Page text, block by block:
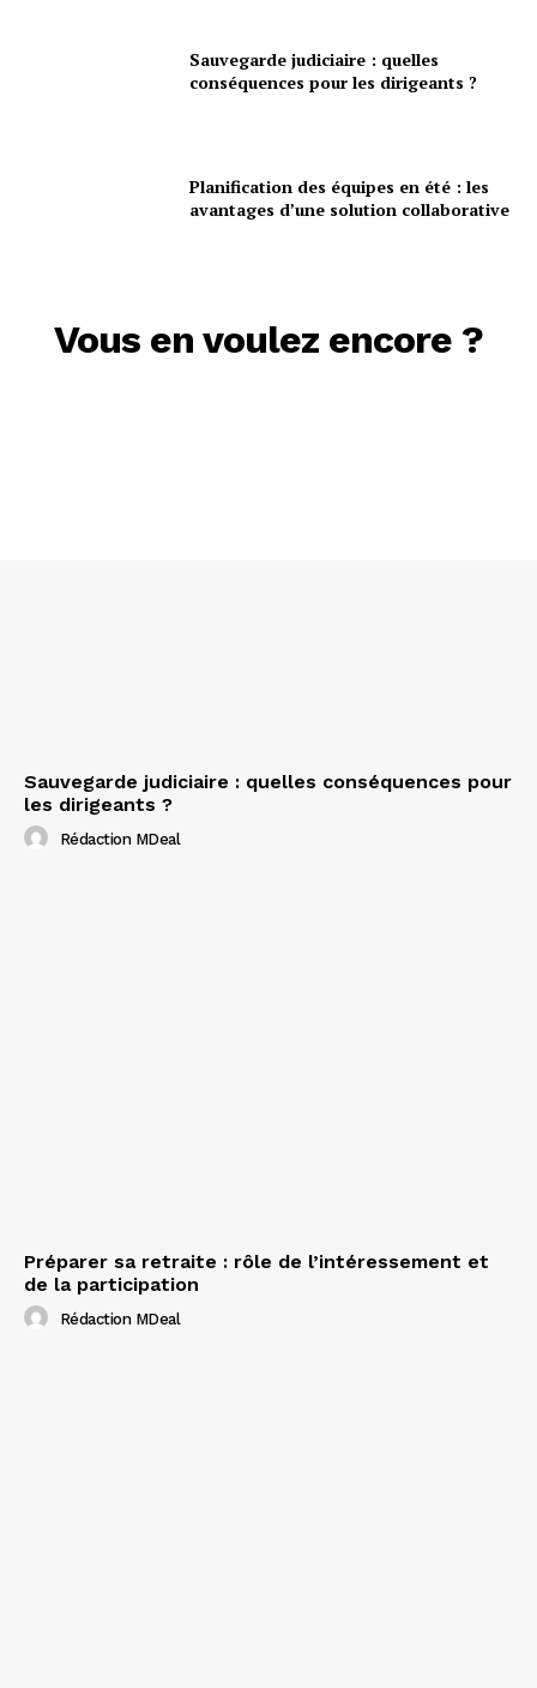
Sauvegarde judiciaire : quelles
conséquences pour les dirigeants ?
Planification des équipes en été : les
avantages d’une solution collaborative
Vous en voulez encore ?
Sauvegarde judiciaire : quelles conséquences pour
les dirigeants ?
Rédaction MDeal
Préparer sa retraite : rôle de l’intéressement et
de la participation
Rédaction MDeal